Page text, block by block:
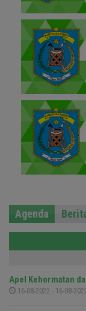
Agenda
Apel Kehormatan
16-08-2022 - 16-08-